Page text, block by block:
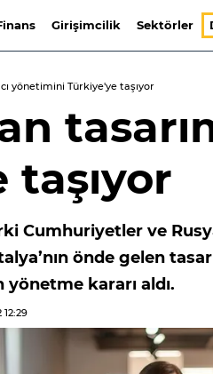
Girişimcilik Sektörler
yönetimini Türkiye'ye taşıyor
taşıyor
Cumhuriyetler ve
önde gelen
kararı aldı.
12:29